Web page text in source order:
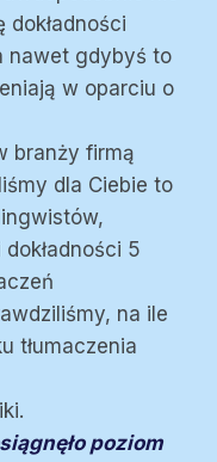
nawet gdybyś to
w oparciu o
branży firmą
dla Ciebie to
5
na ile
tłumaczenia
poziom